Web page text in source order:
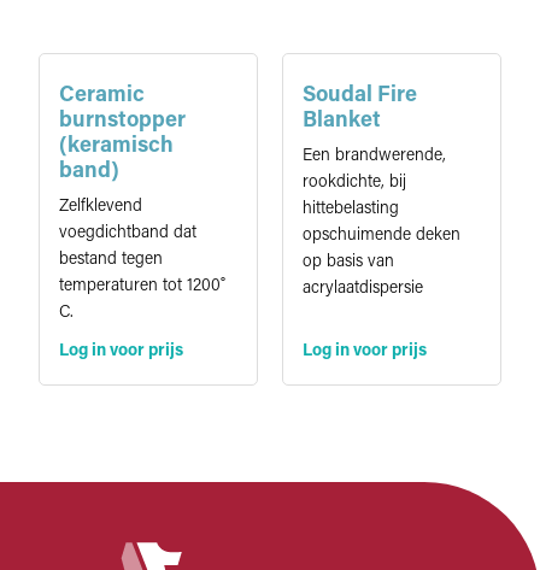
Ceramic
burnstopper
(keramisch
band)
Zelfklevend
voegdichtband dat
bestand tegen
temperaturen tot 1200˚
C.
Log in voor prijs
Soudal Fire
Blanket
Een brandwerende,
rookdichte, bij
hittebelasting
opschuimende deken
op basis van
acrylaatdispersie
Log in voor prijs